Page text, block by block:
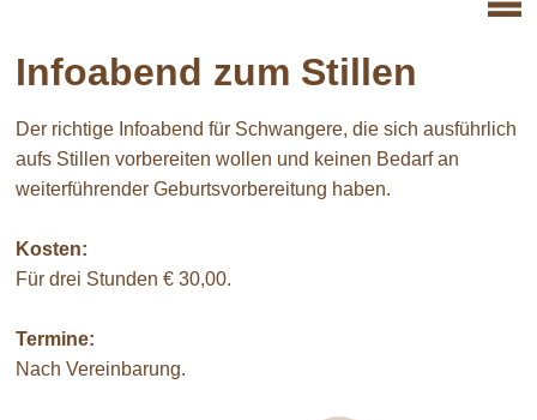
Infoabend zum Stillen
Der richtige Infoabend für Schwangere, die sich ausführlich
aufs Stillen vorbereiten wollen und keinen Bedarf an
weiterführender Geburtsvorbereitung haben.
Kosten:
Für drei Stunden € 30,00.
Termine:
Nach Vereinbarung.